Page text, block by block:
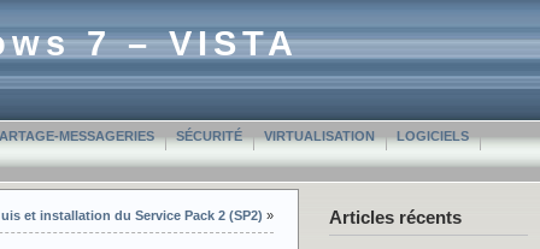
7 – VISTA
MESSAGERIES SÉCURITÉ VIRTUALISATION LOGICIELS
Articles récents
et installation du Service Pack 2 (SP2) »